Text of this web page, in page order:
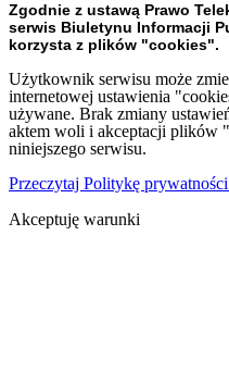
Zgodnie z ustawą Prawo
serwis Biuletynu Informacji
korzysta z plików "cookies".
Użytkownik serwisu może
internetowej ustawienia
używane. Brak zmiany
aktem woli i akceptacji plików
niniejszego serwisu.
Przeczytaj Politykę
Akceptuję warunki